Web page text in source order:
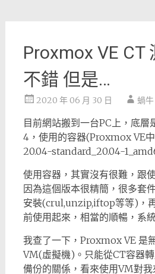
Proxmox VE CT
不錯 但是…
2020 年 06 月 30 日 蝸牛
目前網站搬到一台PC上，底
4，使用的容器(Proxmox VE
20.04-standard_20.04-
使用容器，其實沒有很難，跟
因為這個版本很精簡，很多套
安裝(crul,unzip,iftop等等)，
前使用起來，相當的順暢，系
我查了一下，Proxmox VE 是
VM(虛擬機)。只能從CT容器
備份的關係，看來使用VM對我